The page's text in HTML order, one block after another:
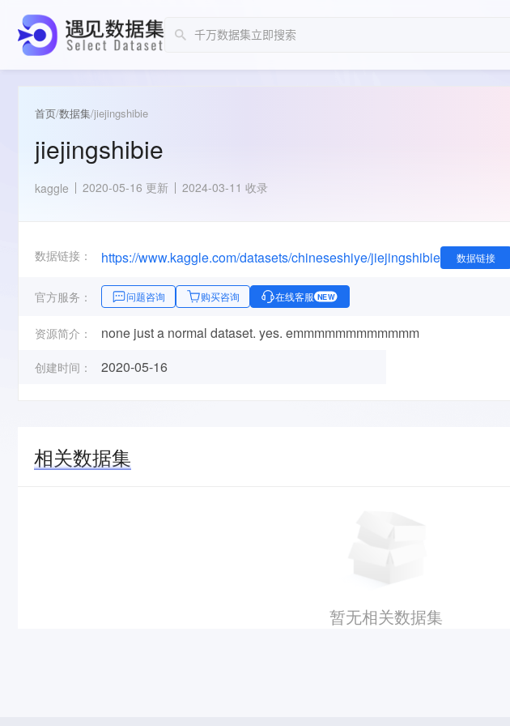
首页/数据集/jiejingshibie
jiejingshibie
kaggle 2020-05-16 更新 2024-03-11 收录
数据链接： https://www.kaggle.com/datasets/chineseshiye/jiejingshibie 数据链接
官方服务： 问题咨询 购买咨询 在线客服 NEW
资源简介： none just a normal dataset. yes. emmmmmmmmmmmm
创建时间： 2020-05-16
相关数据集
暂无相关数据集